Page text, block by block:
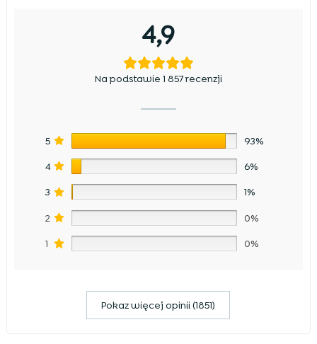
4,9
Na podstawie 1 857 recenzji
5 93%
4 6%
3 1%
2 0%
1 0%
Pokaz więcej opinii (1851)